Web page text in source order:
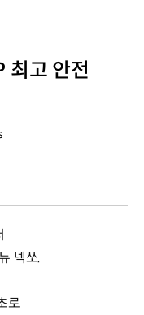
최고 안전
넥쏘.
로